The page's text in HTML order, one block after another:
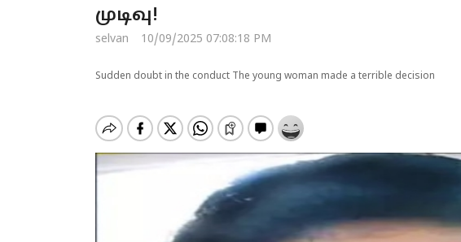
முடிவு!
selvan 10/09/2025 07:08:18 PM
Sudden doubt in the conduct The young woman made a terrible decision